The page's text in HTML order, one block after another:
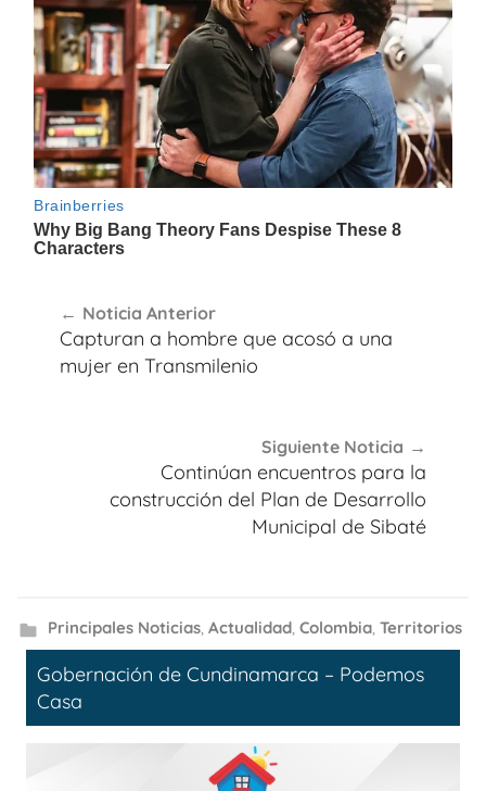
de
entradas
Noticia Anterior
Capturan a hombre que acosó a una
mujer en Transmilenio
Siguiente Noticia
Continúan encuentros para la
construcción del Plan de Desarrollo
Municipal de Sibaté
Principales Noticias, Actualidad, Colombia, Territorios
Gobernación de Cundinamarca – Podemos
Casa